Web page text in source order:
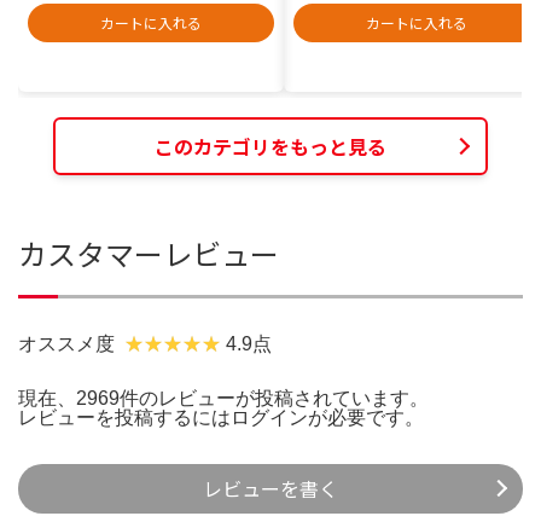
カートに入れる
カートに入れる
このカテゴリをもっと見る
カスタマーレビュー
オススメ度 4.9点
現在、2969件のレビューが投稿されています。
レビューを投稿するには ログインが必要です。
レビューを書く